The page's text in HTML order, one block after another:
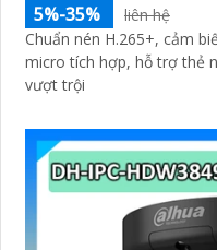
5%-35%
liên hệ
Chuẩn nén H.265+, cảm
micro tích hợp, hỗ trợ thẻ
vượt trội